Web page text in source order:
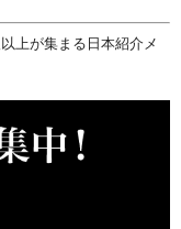
上が集まる日本紹介メ